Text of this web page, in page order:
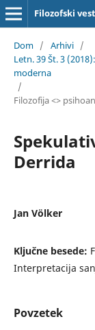
Filozofski
Dom / Arhivi /
Letn. 39 Št. 3
moderna
/
Filozofija <>
Derrida
Jan Völker
Ključne besede:
Interpretacija
Povzetek